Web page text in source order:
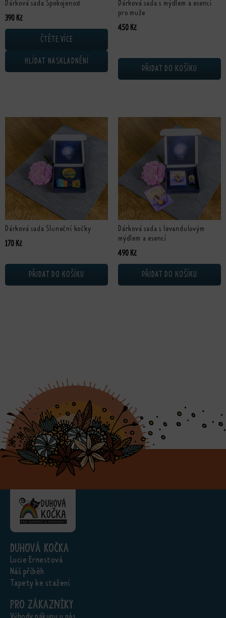
Dárková sada Spokojenost
390 Kč
ČTĚTE VÍCE
HLÍDAT NASKLADNĚNÍ
Dárková sada s mýdlem a esencí
pro muže
450 Kč
PŘIDAT DO KOŠÍKU
Dárková sada Sluneční kočky
170 Kč
PŘIDAT DO KOŠÍKU
Dárková sada s levandulovým
mýdlem a esencí
490 Kč
PŘIDAT DO KOŠÍKU
Duhová kočka
Lucie Ernestová
Náš příběh
Tapety ke stažení
Pro zákazníky